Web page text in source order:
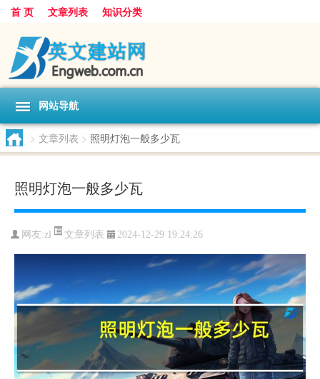
首 页 文章列表 知识分类
网站导航
> 文章列表 > 照明灯泡一般多少瓦
照明灯泡一般多少瓦
网友:zl 文章列表 2024-12-29 19:24:26